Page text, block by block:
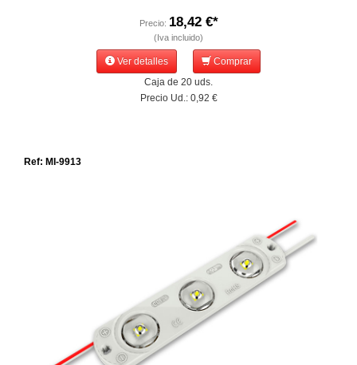
Precio: 18,42 €*
(Iva incluido)
Ver detalles
Comprar
Caja de 20 uds.
Precio Ud.: 0,92 €
Ref: MI-9913